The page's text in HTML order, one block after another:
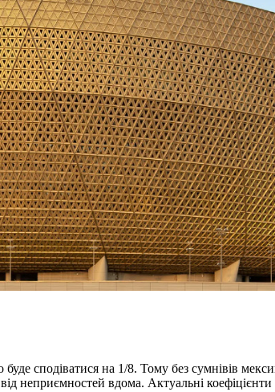
сподіватися на 1/8. Тому без сумнівів
неприємностей вдома. Актуальні